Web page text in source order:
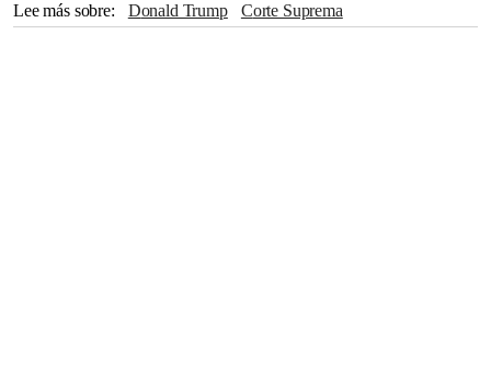
Lee más sobre
Donald Trump
Corte Suprema